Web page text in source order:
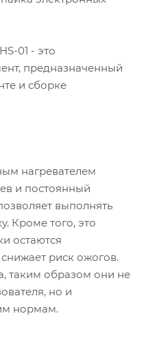
01 - это
предназначенный
и сборке
нагревателем
и постоянный
выполнять
Кроме того, это
остаются
риск ожогов.
таким образом они не
но и
нормам.